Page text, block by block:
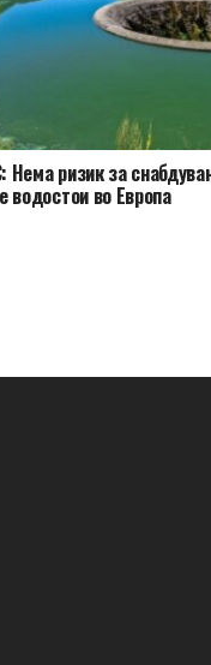
ризик за
водостои во Европа